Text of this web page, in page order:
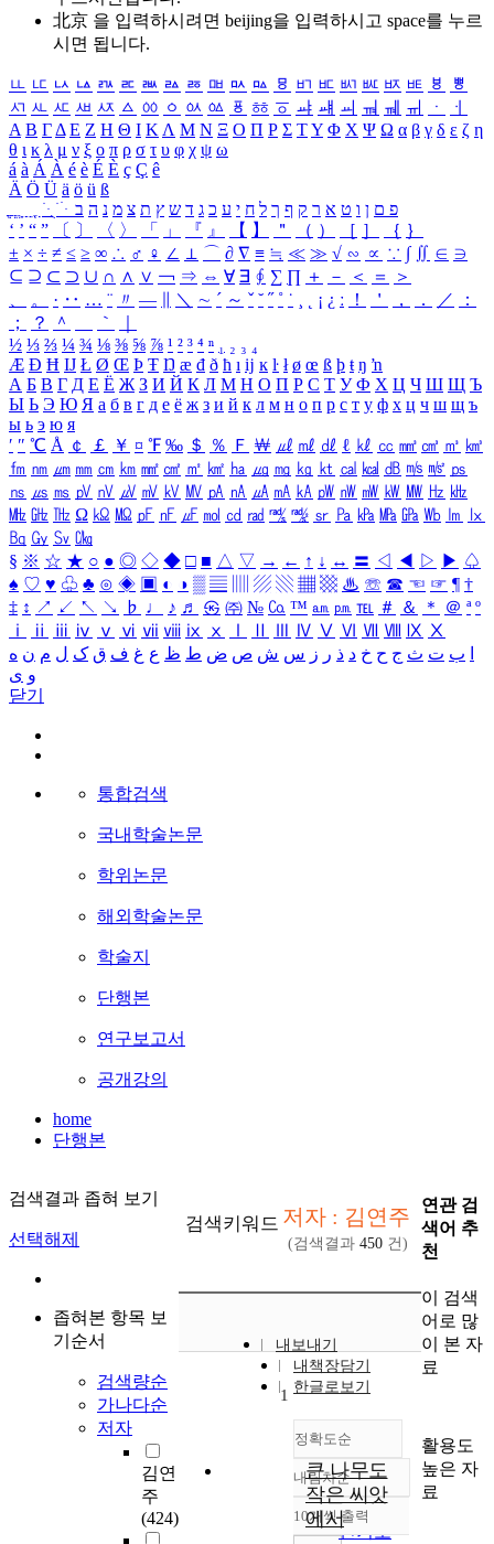
北京 을 입력하시려면 beijing을 입력하시고 space를 누르
시면 됩니다.
ㅥ ㅦ ㅧ ㅨ ㅩ ㅪ ㅫ ㅬ ㅭ ㅮ ㅯ ㅰ ㅱ ㅲ ㅳ ㅴ ㅵ ㅶ ㅷ ㅸ
ㅹ
ㅺ ㅻ ㅼ ㅽ ㅾ ㅿ ㆀ ㆁ ㆂ ㆃ ㆄ ㆅ ㆆ ㆇ ㆈ ㆉ ㆊ ㆋ ㆌ ㆍ
ㆎ
Α Β ΓΔ Ε Ζ Η Θ Ι ΚΛ Μ Ν Ξ Ο Π Ρ Σ ΤΥ Φ Χ Ψ Ω α β γ δ ε ζ η
θ ι κ λ μ ν ξ ο π ρ σ τ υ φ χ ψ ω
á à Á À é è É È ç Ç ê
Ä Ö Ü ä ö ü ß
ִֶֹ ֻּ ׁׂ פ ם ן ו ט א ר ק ף ך ל ח י ע כ ג ד ש ץ ת צ מ נ ה ב
‘ ’ “ ” 〔 〕 〈 〉 「 」 『 』 【 】 ＂ （ ） ［ ］ ｛ ｝
± × ÷ ≠ ≤ ≥ ∞ ∴ ♂ ♀ ∠ ⊥ ⌒ ∂ ∇ ≡ ≒ ≪ ≫ √ ∽ ∝ ∵ ∫ ∬ ∈ ∋
⊆ ⊇ ⊂ ⊃ ∪ ∩ ∧ ∨ ￢ ⇒ ⇔ ∀ ∃ ∮ ∑ ∏ ＋ － ＜ ＝
＞
、
。 · ‥ … ¨ 〃 ― ＼ ∼ ´ ～ ˇ ˘ ˝ ˚ ˙ ¸ ¡ ¿ ː ！ ＇ ， ． ／
：
；
？ ＾ ｀
½ ⅓ ⅔ ¼ ¾ ⅛ ⅜ ⅝ ⅞ ¹ ² ³ ⁴ ⁿ ₁ ₂ ₃ ₄
Æ Ð Ħ Ĳ Ł Ø Œ Þ Ŧ Ŋ æ đ ð ħ ı ĳ ĸ ŀ ł ø œ ß þ ŧ ŋ ŉ
А Б В Г Д Е Ё Ж З И Й К Л М Н О П Р С Т У Ф Х Ц Ч Ш Щ Ъ
Ы Ь Э Ю Я а б в г д е ё ж з и й к л м н о п р с т у ф х ц ч ш щ ъ
ы ь э ю я
′ ″ ℃ Å ￠ ￡ ￥ ¤ ℉ ‰ ＄ ％ Ｆ ￦ ㎕ ㎖ ㎗ ℓ ㎘ ㏄ ㎣ ㎤ ㎥ ㎦
㎙ ㎚ ㎛ ㎜ ㎝ ㎞ ㎟ ㎠ ㎡ ㎢ ㏊ ㎍ ㎎ ㎏ ㏏ ㎈ ㎉ ㏈ ㎧ ㎨ ㎰
㎱ ㎲ ㎳ ㎴ ㎵ ㎶ ㎷ ㎸ ㎹ ㎀ ㎁ ㎂ ㎃ ㎄ ㎺ ㎻ ㎽ ㎾ ㎿ ㎐ ㎑
㎒ ㎓ ㎔ Ω ㏀ ㏁ ㎊ ㎋ ㎌ ㏖ ㏅ ㎭ ㎮ ㎯ ㏛ ㎩ ㎪ ㎫ ㎬ ㏝ ㏐
㏓
㏃ ㏉ ㏜ ㏆
§ ※ ☆ ★ ○ ● ◎ ◇ ◆ □ ■ △ ▽ → ← ↑ ↓ ↔ 〓 ◁ ◀ ▷ ▶ ♤
♠ ♡ ♥ ♧ ♣ ⊙ ◈ ▣ ◐ ◑ ▒ ▤ ▨ ▧ ▦ ▩ ♨ ☏ ☎ ☜ ☞ ¶ †
‡ ↕ ↗ ↙ ↖ ↘ ♭ ♩ ♪ ♬ ㉿ ㈜ № ㏇ ™ ㏂ ㏘ ℡ ＃ ＆ ＊ ＠ ª º
ⅰ
ⅱ ⅲ ⅳ ⅴ ⅵ ⅶ ⅷ ⅸ ⅹ Ⅳ Ⅴ Ⅵ Ⅶ Ⅷ Ⅸ Ⅹ
ب ت ث ج ح خ د ذ ر ز س ش ص ض ط ظ ع غ ف ق ک ل م ن ه
و ی
닫기
통합검색
국내학술논문
학위논문
해외학술논문
학술지
단행본
연구보고서
공개강의
home
단행본
검색결과 좁혀 보기
선택해제
좁혀본 항목 보
기순서
검색량순
가나다순
저자
김연
주
(424)
검색키워드 저자 : 김연주
(검색결과 450 건)
내보내기
내책장담기
한글로보기
정확도순
정확도
순
인기도
내림차순
내림차순
10개씩 출력
1
큰 나무도
작은 씨앗
에서
연관 검
색어 추
천
이 검색
어로 많
이 본 자
료
활용도
높은 자
료